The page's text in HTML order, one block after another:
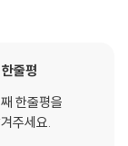
한줄평
한줄평을
주세요.